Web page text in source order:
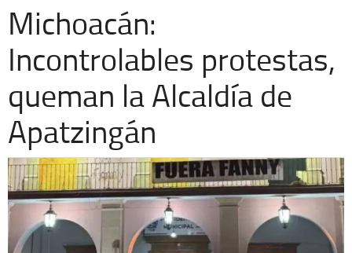
Cronos
Economía
Deportes
Extra +
Michoacán:
Incontrolables protestas,
queman la Alcaldía de
Apatzingán